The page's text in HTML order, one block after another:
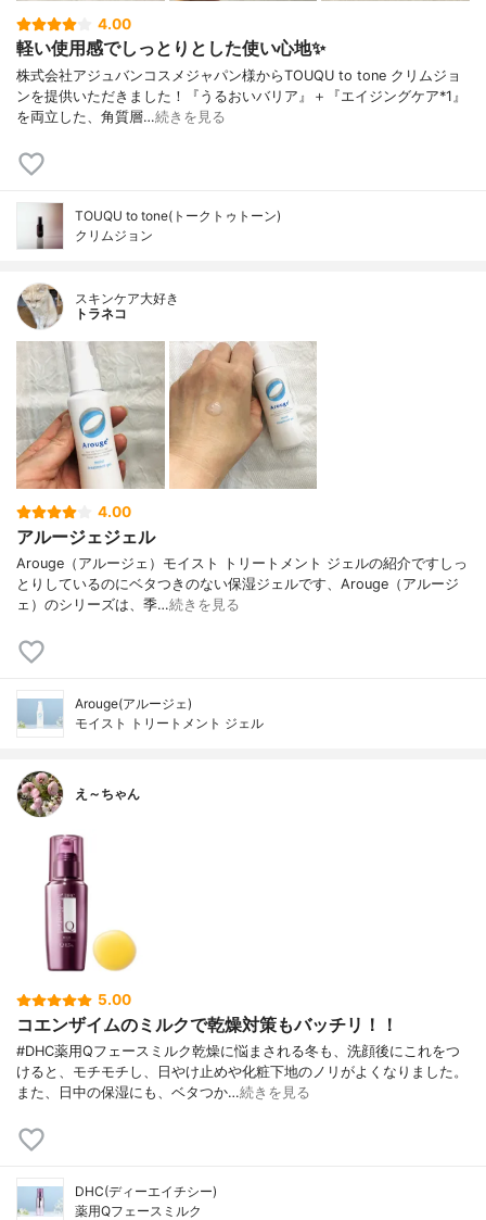
4.00
軽い使用感でしっとりとした使い心地✨
株式会社アジュバンコスメジャパン様からTOUQU to tone クリムジョ
ンを提供いただきました！『うるおいバリア』＋『エイジングケア*1』
を両立した、角質層…続きを見る
TOUQU to tone(トークトゥトーン)
クリムジョン
スキンケア大好き
トラネコ
4.00
アルージェジェル
Arouge（アルージェ）モイスト トリートメント ジェルの紹介ですしっ
とりしているのにベタつきのない保湿ジェルです、Arouge（アルージ
ェ）のシリーズは、季…続きを見る
Arouge(アルージェ)
モイスト トリートメント ジェル
え～ちゃん
5.00
コエンザイムのミルクで乾燥対策もバッチリ！！
#DHC薬用Qフェースミルク乾燥に悩まされる冬も、洗顔後にこれをつ
けると、モチモチし、日やけ止めや化粧下地のノリがよくなりました。
また、日中の保湿にも、ベタつか…続きを見る
DHC(ディーエイチシー)
薬用Qフェースミルク